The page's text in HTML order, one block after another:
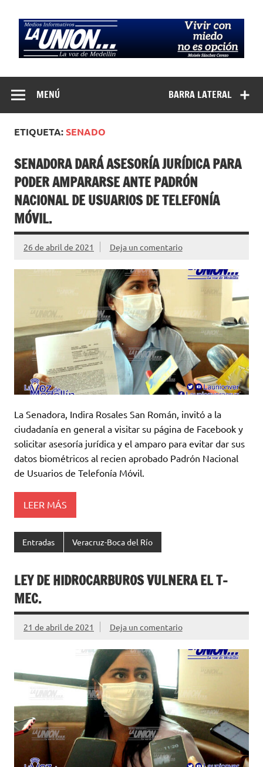
contenido
Medios
Informativos La
Unión…
BARRA LATERAL
MENÚ
ETIQUETA:SENADO
SENADORA DARÁ ASESORÍA JURÍDICA PARA
PODER AMPARARSE ANTE PADRÓN
NACIONAL DE USUARIOS DE TELEFONÍA
MÓVIL.
26 de abril de 2021 Deja un comentario
La Senadora, Indira Rosales San Román, invitó a la
ciudadanía en general a visitar su página de Facebook y
solicitar asesoría jurídica y el amparo para evitar dar sus
datos biométricos al recien aprobado Padrón Nacional
de Usuarios de Telefonía Móvil.
LEER MÁS
Entradas Veracruz-Boca del Río
LEY DE HIDROCARBUROS VULNERA EL T-
MEC.
21 de abril de 2021 Deja un comentario